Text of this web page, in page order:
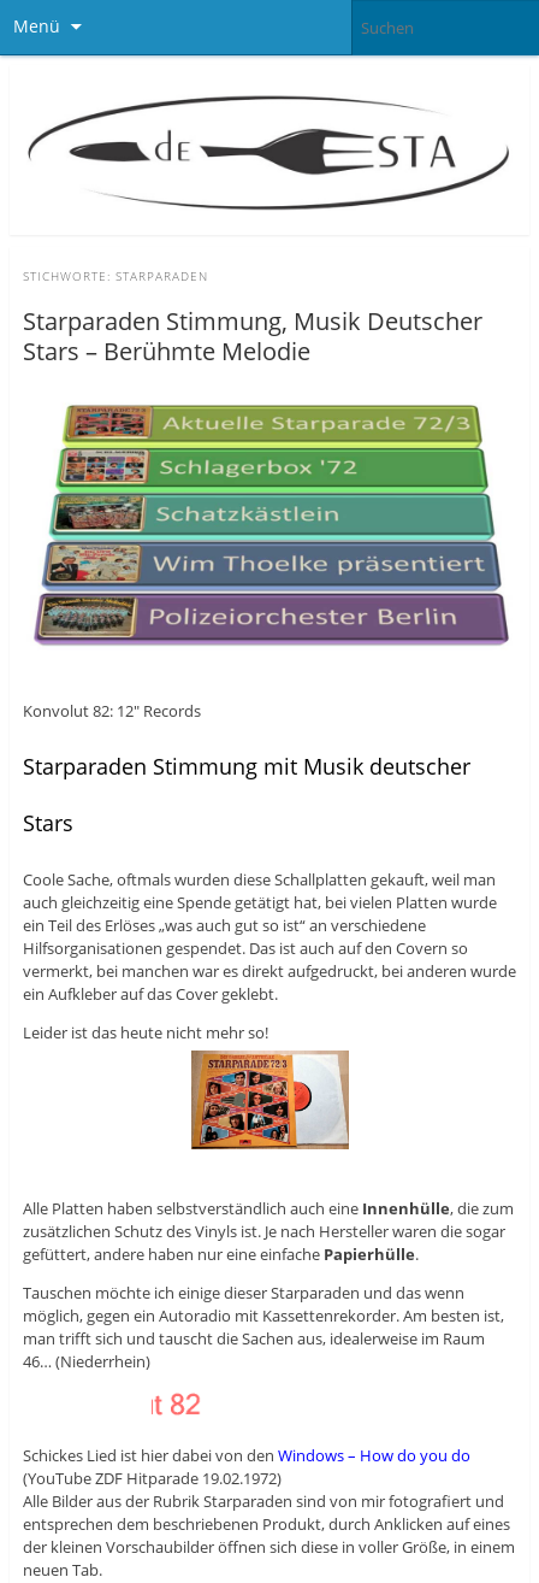
Menü
STICHWORTE: STARPARADEN
Starparaden Stimmung, Musik Deutscher
Stars – Berühmte Melodie
Konvolut 82: 12″ Records
Starparaden Stimmung mit Musik deutscher
Stars
Coole Sache, oftmals wurden diese Schallplatten gekauft, weil man
auch gleichzeitig eine Spende getätigt hat, bei vielen Platten wurde
ein Teil des Erlöses „was auch gut so ist“ an verschiedene
Hilfsorganisationen gespendet. Das ist auch auf den Covern so
vermerkt, bei manchen war es direkt aufgedruckt, bei anderen wurde
ein Aufkleber auf das Cover geklebt.
Leider ist das heute nicht mehr so!
Alle Platten haben selbstverständlich auch eine Innenhülle, die zum
zusätzlichen Schutz des Vinyls ist. Je nach Hersteller waren die sogar
gefüttert, andere haben nur eine einfache Papierhülle.
Tauschen möchte ich einige dieser Starparaden und das wenn
möglich, gegen ein Autoradio mit Kassettenrekorder. Am besten ist,
man trifft sich und tauscht die Sachen aus, idealerweise im Raum
46… (Niederrhein)
Schickes Lied ist hier dabei von den Windows – How do you do
(YouTube ZDF Hitparade 19.02.1972)
Alle Bilder aus der Rubrik Starparaden sind von mir fotografiert und
entsprechen dem beschriebenen Produkt, durch Anklicken auf eines
der kleinen Vorschaubilder öffnen sich diese in voller Größe, in einem
neuen Tab.